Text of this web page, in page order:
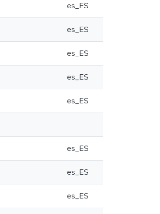
es_ES
es_ES
es_ES
es_ES
es_ES
es_ES
es_ES
es_ES